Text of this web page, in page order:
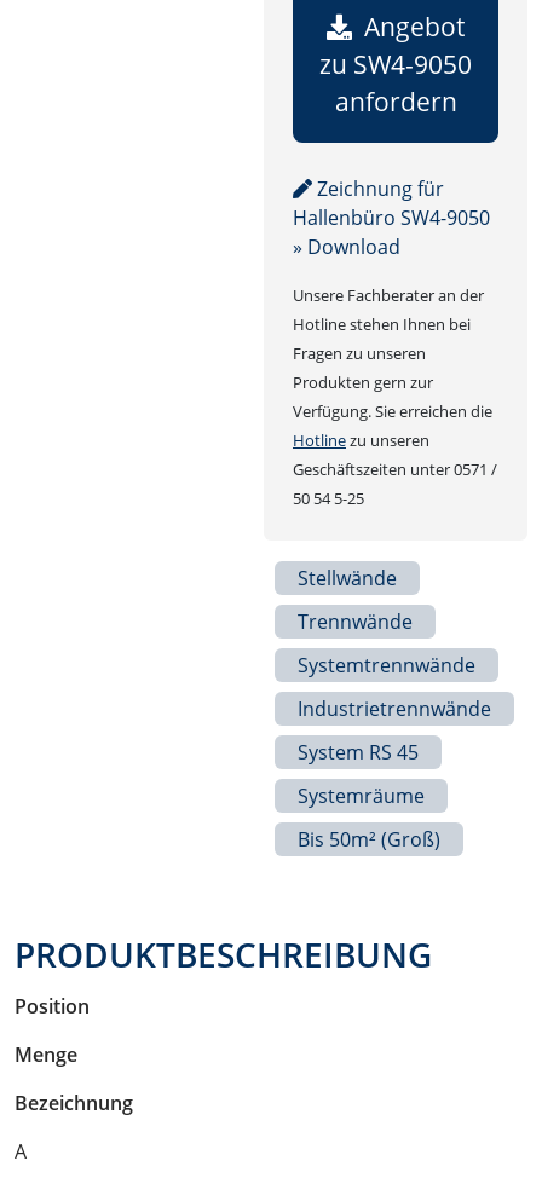
Angebot
zu SW4-9050
anfordern
Zeichnung für
Hallenbüro SW4-9050
» Download
Unsere Fachberater an der
Hotline stehen Ihnen bei
Fragen zu unseren
Produkten gern zur
Verfügung. Sie erreichen die
Hotlinezu unseren
Geschäftszeiten unter 0571 /
50 54 5-25
Stellwände
Trennwände
Systemtrennwände
Industrietrennwände
System RS 45
Systemräume
Bis 50m² (groß)
PRODUKTBESCHREIBUNG
Position
Menge
Bezeichnung
A